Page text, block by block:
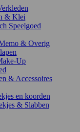
& Klei
Speelgoed
& Overig
Up
& Accessoires
en koorden
& Slabben